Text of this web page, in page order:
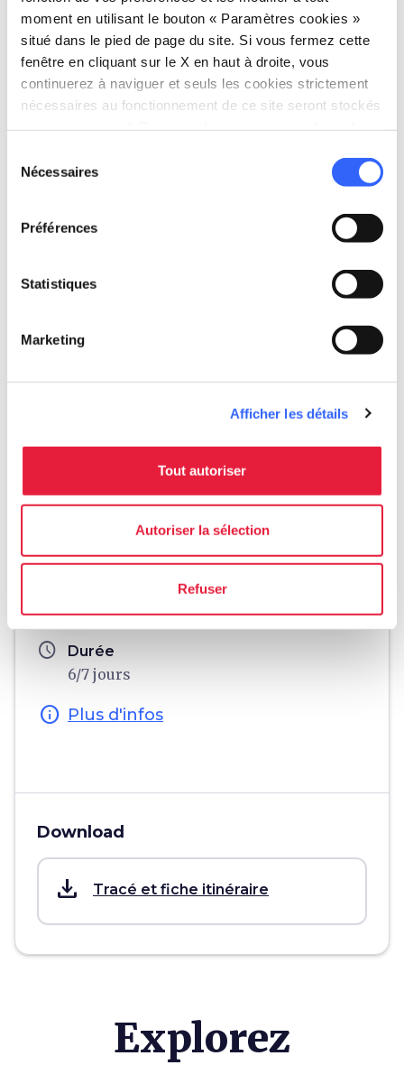
moment en utilisant le bouton « Paramètres cookies »
situé dans le pied de page du site. Si vous fermez cette
fenêtre en cliquant sur le X en haut à droite, vous
continuerez à naviguer et seuls les cookies strictement
nécessaires au fonctionnement de ce site seront stockés
Nécessaires
Préférences
Statistiques
Marketing
Afficher les détails
Tout autoriser
Autoriser la sélection
Refuser
6. Sixième étape
De la Maremme à
l'Argentario
Informations
Moyen et durée
En moto, 490 km
schedule Durée
6/7 jours
info Plus d'infos
Download
save_alt Tracé et fiche itinéraire
Explorez